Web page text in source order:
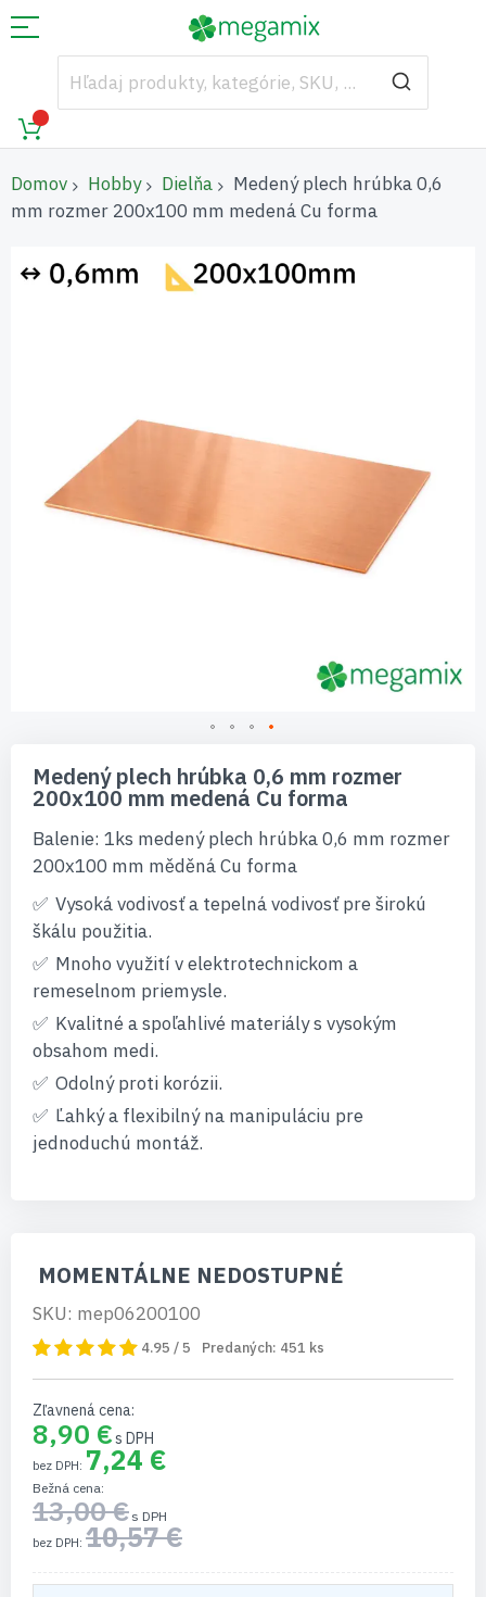
Domov Hobby Dielňa
Medený plech hrúbka 0,6
mm rozmer 200x100 mm medená Cu forma
na
začiatok
galérie
Medený plech hrúbka 0,6 mm rozmer
200x100 mm medená Cu forma
Balenie: 1ks medený plech hrúbka 0,6 mm rozmer
200x100 mm měděná Cu forma
Vysoká vodivosť a tepelná vodivosť pre širokú
škálu použitia.
Mnoho využití v elektrotechnickom a
remeselnom priemysle.
Kvalitné a spoľahlivé materiály s vysokým
obsahom medi.
Odolný proti korózii.
Ľahký a flexibilný na manipuláciu pre
jednoduchú montáž.
MOMENTÁLNE NEDOSTUPNÉ
SKU: mep06200100
4.95 / 5 Predaných: 451 ks
Zľavnená cena
8,90 €
7,24 €
Bežná cena
13,00 €
10,57 €